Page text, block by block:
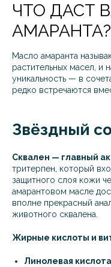
ЧТО ДАСТ
АМАРАНТА?
Масло амаранта
растительных масел, и
уникальность — в
редко встречаются
Звёздный
Сквален — главный
тритерпен, который
защитного слоя кожи
амарантовом масле
вполне прекрасный
животного сквалена.
Жирные кислоты и
Линолевая